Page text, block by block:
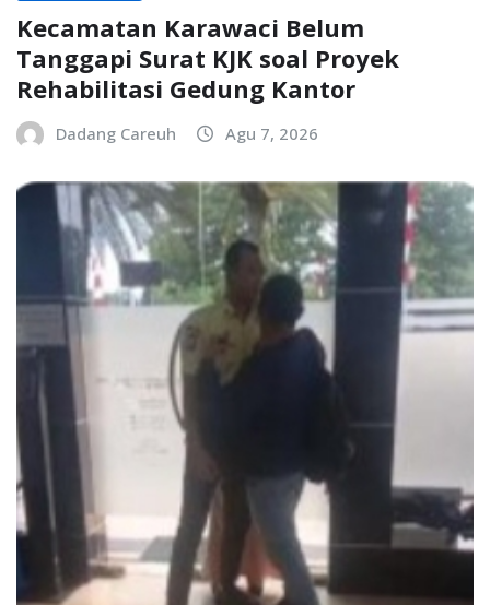
Kecamatan Karawaci Belum
Tanggapi Surat KJK soal Proyek
Rehabilitasi Gedung Kantor
Dadang Careuh Agu 7, 2026